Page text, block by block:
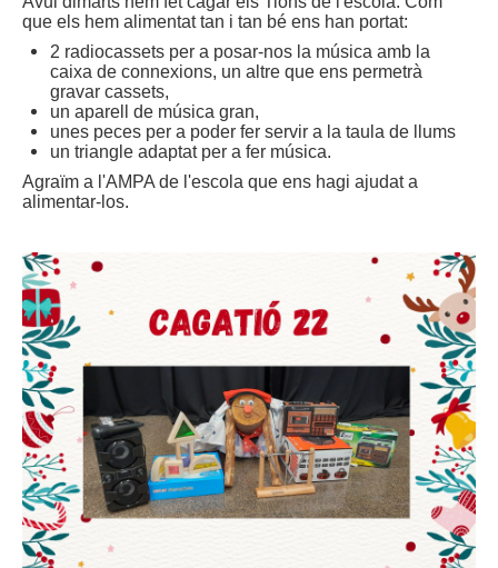
que els hem alimentat tan i tan bé ens han portat:
2 radiocassets per a posar-nos la música amb la
caixa de connexions, un altre que ens permetrà
gravar cassets,
un aparell de música gran,
unes peces per a poder fer servir a la taula de llums
un triangle adaptat per a fer música.
Agraïm a l'AMPA de l'escola que ens hagi ajudat a
alimentar-los.